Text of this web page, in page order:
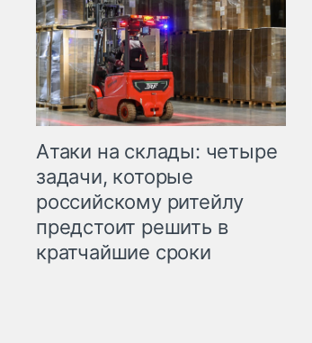
Атаки на склады: четыре
задачи, которые
российскому ритейлу
предстоит решить в
кратчайшие сроки